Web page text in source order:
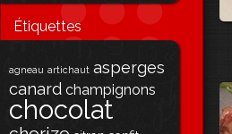
Étiquettes
agneau artichaut asperges
canard champignons
chocolat